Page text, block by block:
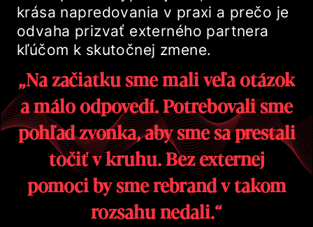
krása napredovania v praxi a prečo je
odvaha prizvať externého partnera
kľúčom k skutočnej zmene.
„Na začiatku sme mali veľa otázok
a málo odpovedí. Potrebovali sme
pohľad zvonka, aby sme sa prestali
točiť v kruhu. Bez externej
pomoci by sme rebrand v takom
rozsahu nedali.“